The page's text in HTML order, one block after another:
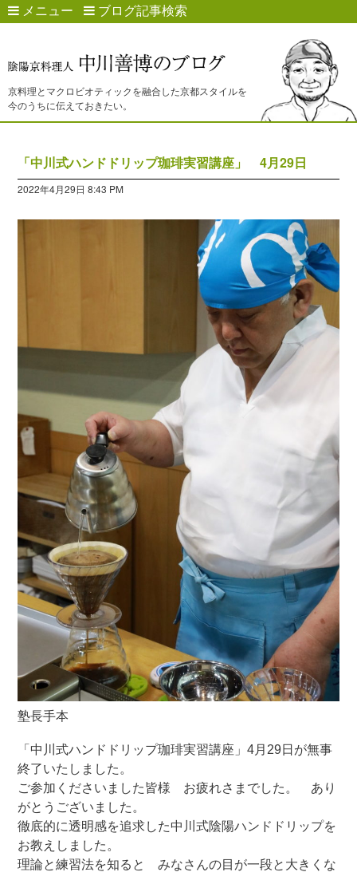
メニュー ブログ記事検索
京料理とマクロビオティックを融合した京都スタイルを
今のうちに伝えておきたい。
「中川式ハンドドリップ珈琲実習講座」 4月29日
2022年4月29日 8:43 PM
塾長手本
「中川式ハンドドリップ珈琲実習講座」4月29日が無事
終了いたしました。
ご参加くださいました皆様 お疲れさまでした。 あり
がとうございました。
徹底的に透明感を追求した中川式陰陽ハンドドリップを
お教えしました。
理論と練習法を知ると みなさんの目が一段と大きくな